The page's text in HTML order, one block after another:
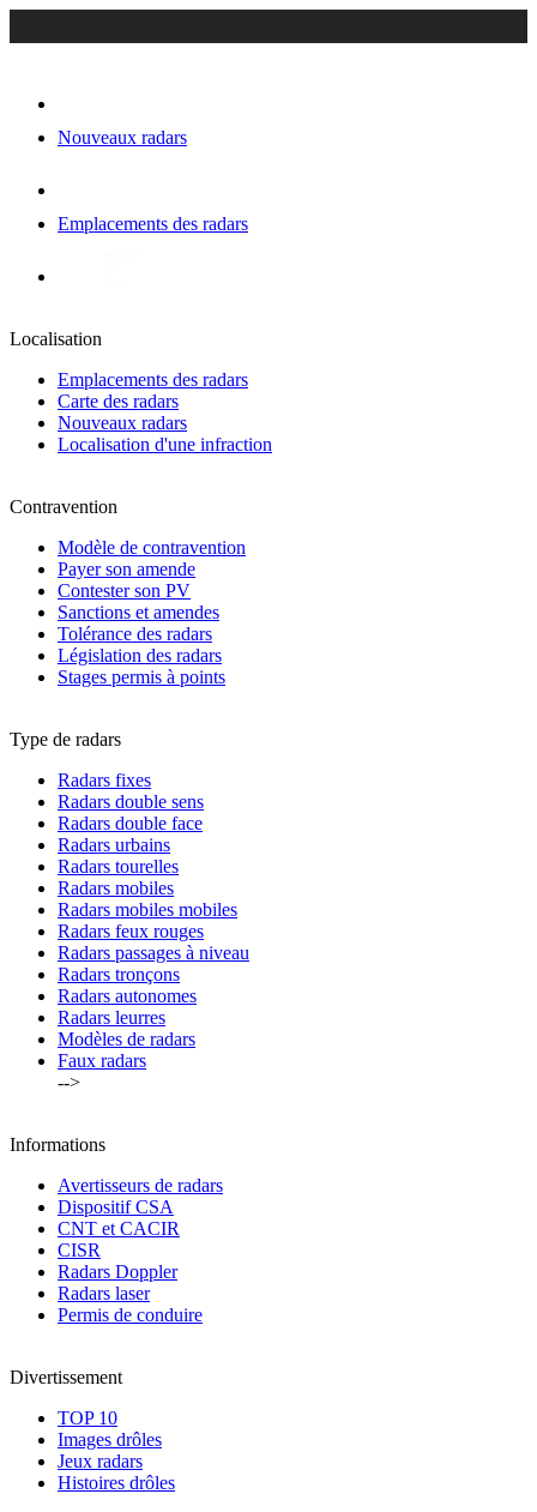
Nouveaux radars
Emplacements des radars
Localisation
Emplacements des radars
Carte des radars
Nouveaux radars
Localisation d'une infraction
Contravention
Modèle de contravention
Payer son amende
Contester son PV
Sanctions et amendes
Tolérance des radars
Législation des radars
Stages permis à points
Type de radars
Radars fixes
Radars double sens
Radars double face
Radars urbains
Radars tourelles
Radars mobiles
Radars mobiles mobiles
Radars feux rouges
Radars passages à niveau
Radars tronçons
Radars autonomes
Radars leurres
Modèles de radars
Faux radars
-->
Informations
Avertisseurs de radars
Dispositif CSA
CNT et CACIR
CISR
Radars Doppler
Radars laser
Permis de conduire
Divertissement
TOP 10
Images drôles
Jeux radars
Histoires drôles